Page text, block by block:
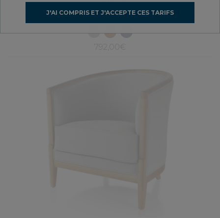
Fauteuil crapaud avec accoudoirs pieds bois teinte noyer et tissu bleu
792,00€
J'AI COMPRIS ET J'ACCEPTE CES TARIFS